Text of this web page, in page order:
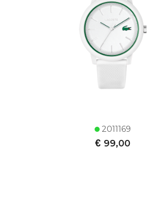
2011169
€ 99,00